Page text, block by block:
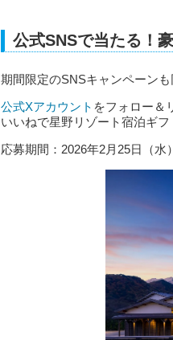
公式SNSで当たる！
期間限定のSNSキャンペーンも
公式Xアカウント をフォロー＆
いいねで星野リゾート宿泊ギ
応募期間：2026年2月25日（水